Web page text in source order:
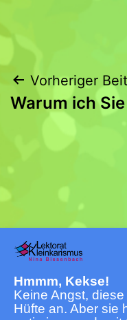
Hmmm, Kekse!
Keine Angst,
Hüfte an. Aber sie
Vorheriger
Warum ich
Impressum